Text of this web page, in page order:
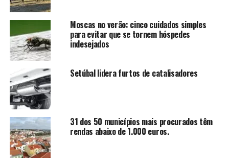
Moscas no verão: cinco cuidados simples
para evitar que se tornem hóspedes
indesejados
Setúbal lidera furtos de catalisadores
31 dos 50 municípios mais procurados têm
rendas abaixo de 1.000 euros.